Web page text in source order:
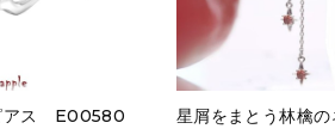
アス E00580 星屑をまとう林檎